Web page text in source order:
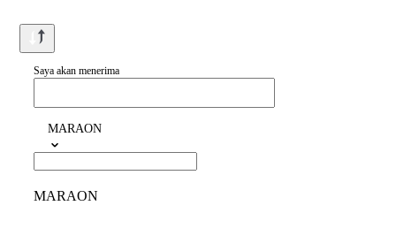
Saya akan menerima
MARAON
MARAON